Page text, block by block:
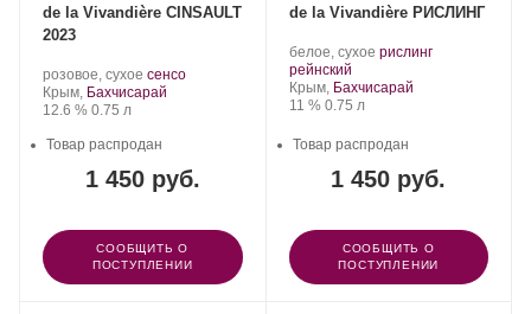
de la Vivandière CINSAULT
2023
Производитель:
Domaine
de
Vivandière.
розовое, сухое .
Сорт
сенсо.
Регион:
Крым, Бахчисарай
Крепость
12.6 %. Объем
0.75 л
1 450 руб.
Товар распродан
СООБЩИТЬ О
ПОСТУПЛЕНИИ
de la Vivandière РИСЛИНГ
Производитель:
Domaine
de
la
белое, сухое .
винограда:
рислинг
рейнский.
Регион:
Крым, Бахчисарай
Крепость
11 %. Объем
0.75 л
1 450 руб.
Товар распродан
СООБЩИТЬ О
ПОСТУПЛЕНИИ